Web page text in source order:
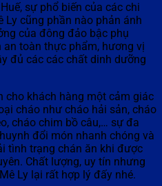
sự phổ biến của các chi
Ly cũng phần nào phản ánh
của đông đảo bậc phụ
toàn thực phẩm, hương vị
đủ các các chất dinh dưỡng
cho khách hàng một cảm giác
cháo như cháo hải sản, cháo
cháo chim bồ câu,… sự đa
đổi món nhanh chóng và
tình trạng chán ăn khi được
Chất lượng, uy tín nhưng
Ly lại rất hợp lý đấy nhé.